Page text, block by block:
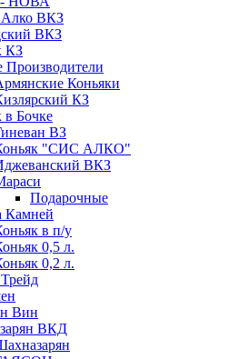
ВКЗ
ВКЗ
КЗ
Производители
Коньяки
КЗ
в Бочке
ВЗ
"СИС АЛКО"
ВКЗ
Подарочные
Камней
в п/у
0,5 л.
0,2 л.
Вин
ВКД